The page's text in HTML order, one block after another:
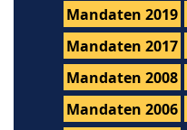
Mandaten 2019
Mandaten 2017
Mandaten 2008
Mandaten 2006